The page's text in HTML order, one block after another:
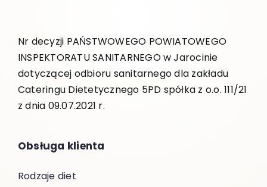
Nr decyzji PAŃSTWOWEGO POWIATOWEGO
INSPEKTORATU SANITARNEGO w Jarocinie
dotyczącej odbioru sanitarnego dla zakładu
Cateringu Dietetycznego 5PD spółka z o.o. 111/21
z dnia 09.07.2021 r.
Obsługa klienta
Rodzaje diet